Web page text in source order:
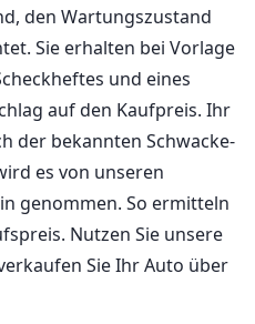
den Wartungszustand
Sie erhalten bei Vorlage
und eines
auf den Kaufpreis. Ihr
der bekannten Schwacke-
es von unseren
genommen. So ermitteln
Nutzen Sie unsere
Sie Ihr Auto über